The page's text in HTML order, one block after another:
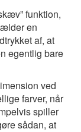
funktion,
en
af, at
egentlig bare
ved
farver, når
spiller
sådan, at